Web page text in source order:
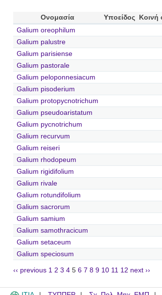
Ονομασία Υποείδος Κοινή
Galium oreophilum
Galium palustre
Galium parisiense
Galium pastorale
Galium peloponnesiacum
Galium pisoderium
Galium protopycnotrichum
Galium pseudoaristatum
Galium pycnotrichum
Galium recurvum
Galium reiseri
Galium rhodopeum
Galium rigidifolium
Galium rivale
Galium rotundifolium
Galium sacrorum
Galium samium
Galium samothracicum
Galium setaceum
Galium speciosum
‹‹ previous 1 2 3 4 5 6 7 8 9 10 11 12 next ››